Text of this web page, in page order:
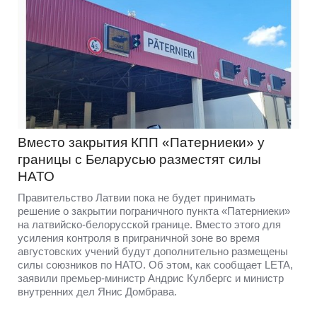
Вместо закрытия КПП «Патерниеки» у
границы с Беларусью разместят силы
НАТО
Правительство Латвии пока не будет принимать
решение о закрытии пограничного пункта «Патерниеки»
на латвийско-белорусской границе. Вместо этого для
усиления контроля в приграничной зоне во время
августовских учений будут дополнительно размещены
силы союзников по НАТО. Об этом, как сообщает LETA,
заявили премьер-министр Андрис Кулбергс и министр
внутренних дел Янис Домбрава.